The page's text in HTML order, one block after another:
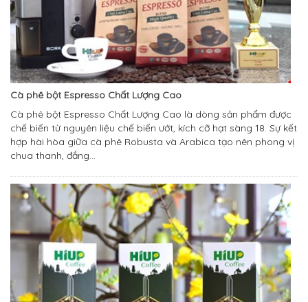
Cà phê bột Espresso Chất Lượng Cao
Cà phê bột Espresso Chất Lượng Cao là dòng sản phẩm được
chế biến từ nguyên liệu chế biến ướt, kích cỡ hạt sàng 18. Sự kết
hợp hài hòa giữa cà phê Robusta và Arabica tạo nên phong vị
chua thanh, đắng...